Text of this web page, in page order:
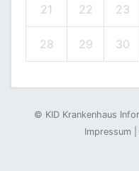
21 22 23
28 29 30
© KID Krankenhaus
Impressum